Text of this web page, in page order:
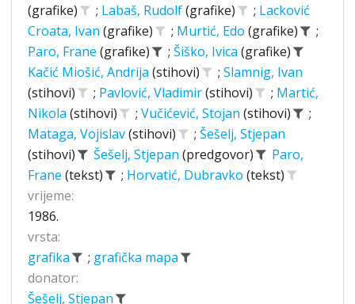
(grafike)
; Labaš, Rudolf(grafike) ; Lacković
Croata, Ivan (grafike) ; Murtić, Edo (grafike)
;
Paro, Frane (grafike) ; Šiško, Ivica (grafike)
Kačić Miošić, Andrija (stihovi) ; Slamnig, Ivan
(stihovi)
; Pavlović, Vladimir(stihovi) ; Martić,
Nikola (stihovi) ; Vučićević, Stojan (stihovi)
;
Mataga, Vojislav(stihovi) ; Šešelj, Stjepan
(stihovi)
Šešelj, Stjepan (predgovor)
Paro,
Frane (tekst) ; Horvatić, Dubravko (tekst)
vrijeme:
1986.
vrsta:
grafika
; grafička mapa
donator:
Šešelj, Stjepan